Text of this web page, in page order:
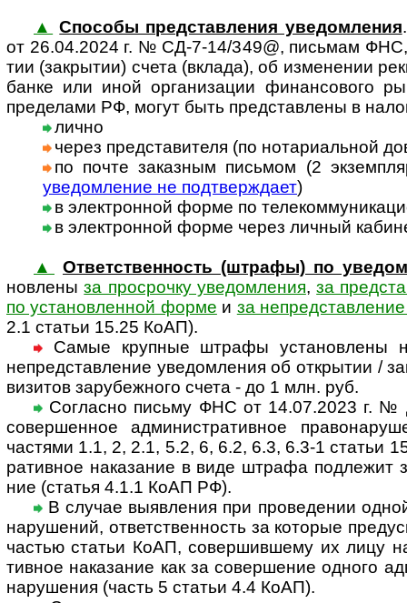
▲
Способы представления уведомления
от 26.04.2024 г. № СД-7-14/349@, пись­мам
тии (закры­тии) счета (вклада), об изме­не­нии
банке или иной орга­ни­за­ции финан­со­вого
пре­де­лами РФ, могут быть пред­став­лены в
лично
через представителя (по нотариаль­ной
по почте заказным письмом (2
уве­дом­ле­ние не под­т­вер­ж­дает)
в электронной форме по
в электронной форме через личный
▲
Ответственность (штрафы) по
нов­леныза про­сро­чку уве­дом­ле­ния,за
по уста­нов­лен­ной форме и за
2.1 ста­тьи 15.25 КоАП).
Самые круп­ные штрафы уста­нов­лены
непред­став­ле­ние уве­дом­ле­ния об откры­тии /
ви­зи­тов зару­беж­ного счета - до 1 млн. руб.
Согласно письму ФНС от 14.07.2023 г. №
совер­шен­ное адми­ни­ст­ра­тив­ное
час­тями 1.1, 2, 2.1, 5.2, 6, 6.2, 6.3, 6.3-1 ста­тьи
ра­тив­ное нака­за­ние в виде штрафа под­ле­жит
ние (ста­тья 4.1.1 КоАП РФ).
В случае выявления при проведении
нару­ше­ний, от­вет­ст­вен­ность за кото­рые
час­тью ста­тьи КоАП, совер­шив­шему их лицу
тив­ное нака­за­ние как за совер­ше­ние одного
на­ру­ше­ния (часть 5 ста­тьи 4.4 КоАП).